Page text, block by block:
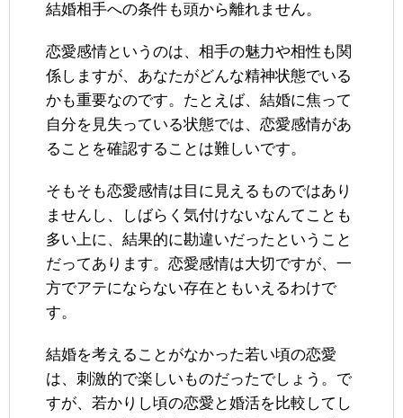
結婚相手への条件も頭から離れません。
恋愛感情というのは、相手の魅力や相性も関
係しますが、あなたがどんな精神状態でいる
かも重要なのです。たとえば、結婚に焦って
自分を見失っている状態では、恋愛感情があ
ることを確認することは難しいです。
そもそも恋愛感情は目に見えるものではあり
ませんし、しばらく気付けないなんてことも
多い上に、結果的に勘違いだったということ
だってあります。恋愛感情は大切ですが、一
方でアテにならない存在ともいえるわけで
す。
結婚を考えることがなかった若い頃の恋愛
は、刺激的で楽しいものだったでしょう。で
すが、若かりし頃の恋愛と婚活を比較してし